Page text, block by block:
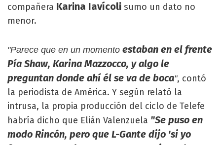
compañera Karina Iavícoli sumo un dato no
menor.
"Parece que en un momento estaban en el frente
Pía Shaw, Karina Mazzocco, y algo le
preguntan donde ahí él se va de boca", contó
la periodista de América. Y según relató la
intrusa, la propia producción del ciclo de Telefe
habría dicho que Elián Valenzuela "Se puso en
modo Rincón, pero que L-Gante dijo 'si yo